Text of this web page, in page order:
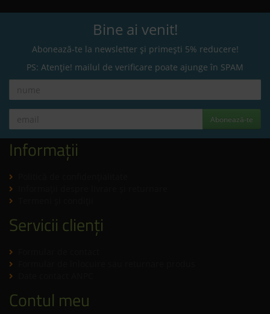
Bine ai venit!
Abonează-te la newsletter și primești 5% reducere!
PS: Atenție! mailul de verificare poate ajunge în SPAM
Abonează-te
Informații
Servicii clienți
Contul meu